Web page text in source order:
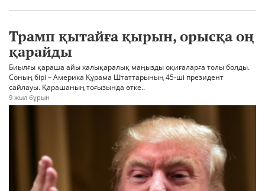
Трамп қытайға қырын, орысқа оң
қарайды
Биылғы қараша айы халықаралық маңызды оқиғаларға толы болды.
Соның бірі – Америка Құрама Штаттарының 45-ші президент
сайлауы. Қарашаның тоғызында өтке..
9 жыл бұрын